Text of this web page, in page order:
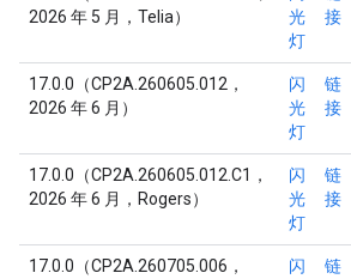
2026 年 5 月，Telia）
光
灯
接
17.0.0（CP2A.260605.012，
2026 年 6 月）
闪
光
灯
链
接
17.0.0（CP2A.260605.012.C1，
2026 年 6 月，Rogers）
闪
光
灯
链
接
17.0.0（CP2A.260705.006，
闪
链